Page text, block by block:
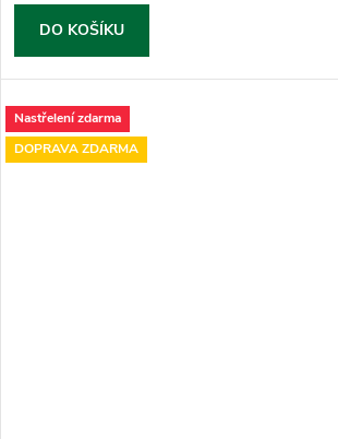
DO KOŠÍKU
Nastřelení zdarma
DOPRAVA ZDARMA